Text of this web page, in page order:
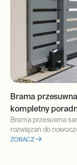
Brama
kompletny
Brama przesuwna
rozwiązań do
zalety i wady oraz na
ZOBACZ